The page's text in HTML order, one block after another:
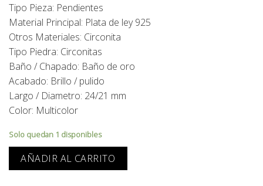
Tipo Pieza: Pendientes
Material Principal: Plata de ley 925
Otros Materiales: Circonita
Tipo Piedra: Circonitas
Baño / Chapado: Baño de oro
Acabado: Brillo / pulido
Largo / Diametro: 24/21 mm
Color: Multicolor
Solo quedan 1 disponibles
AÑADIR AL CARRITO